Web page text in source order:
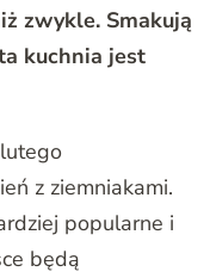
zwykle. Smakują
kuchnia jest
z ziemniakami.
popularne i
będą